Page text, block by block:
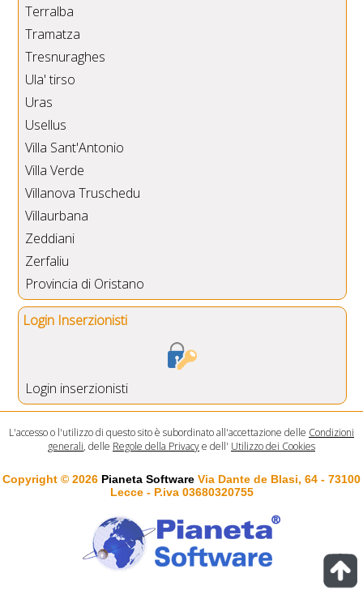
Terralba
Tramatza
Tresnuraghes
Ula' tirso
Uras
Usellus
Villa Sant'Antonio
Villa Verde
Villanova Truschedu
Villaurbana
Zeddiani
Zerfaliu
Provincia di Oristano
Login Inserzionisti
Login inserzionisti
L'accesso o l'utilizzo di questo sito è subordinato all'accettazione delle Condizioni
generali, delle Regole della Privacye dell' Utilizzo dei Cookies
Copyright © 2026 Pianeta Software Via Dante de Blasi, 64 - 73100
Lecce - P.iva 03680320755